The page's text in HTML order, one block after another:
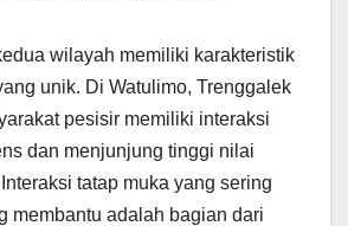
wilayah memiliki karakteristik
unik. Di Watulimo, Trenggalek
pesisir memiliki interaksi
dan menjunjung tinggi nilai
tatap muka yang sering
membantu adalah bagian dari